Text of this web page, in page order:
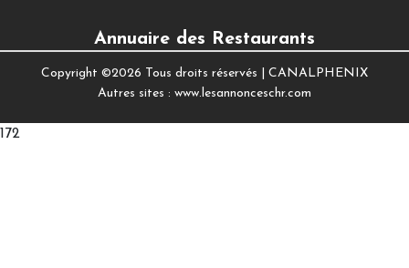
Annuaire des Restaurants
Copyright ©2026 Tous droits réservés | CANALPHENIX
Autres sites : www.lesannonceschr.com
172